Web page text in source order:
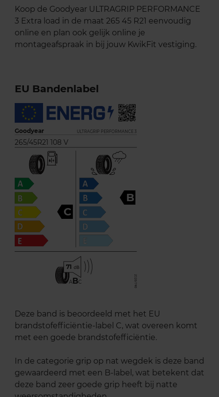
Koop de Goodyear ULTRAGRIP PERFORMANCE
3 Extra load in de maat 265 45 R21 eenvoudig
online en plan ook gelijk online je
montageafspraak in bij jouw KwikFit vestiging.
EU Bandenlabel
Goodyear ULTRAGRIP PERFORMANCE 3
265/45R21 108 V
C
B
71
ABC
Deze band is beoordeeld met het EU
brandstofefficiëntie-label C, wat overeen komt
met een goede brandstofefficiëntie.
In de categorie grip op nat wegdek is deze band
gewaardeerd met een B-label, wat betekent dat
deze band zeer goede grip heeft bij natte